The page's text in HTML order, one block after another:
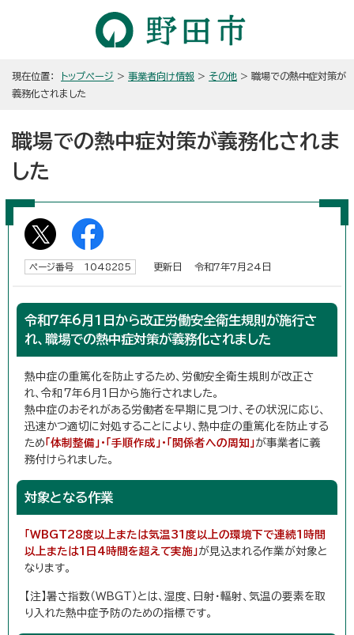
現在位置： トップページ > 事業者向け情報 > その他 > 職場での熱中症対策が
義務化されました
職場での熱中症対策が義務化されま
した
ページ番号 1048285 更新日 令和7年7月24日
令和7年6月1日から改正労働安全衛生規則が施行さ
れ、職場での熱中症対策が義務化されました
熱中症の重篤化を防止するため、労働安全衛生規則が改正さ
れ、令和7年6月1日から施行されました。
熱中症のおそれがある労働者を早期に見つけ、その状況に応じ、
迅速かつ適切に対処することにより、熱中症の重篤化を防止する
ため「体制整備」・「手順作成」・「関係者への周知」が事業者に義
務付けられました。
対象となる作業
「WBGT28度以上または気温31度以上の環境下で連続1時間
以上または1日4時間を超えて実施」が見込まれる作業が対象と
なります。
【注】暑さ指数（WBGT）とは、湿度、日射・輻射、気温の要素を取
り入れた熱中症予防のための指標です。